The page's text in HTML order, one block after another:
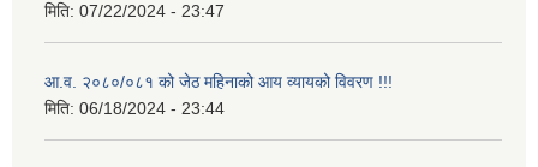
मिति: 07/22/2024 - 23:47
आ.व. २०८०/०८१ को जेठ महिनाको आय व्यायको विवरण !!!
मिति: 06/18/2024 - 23:44